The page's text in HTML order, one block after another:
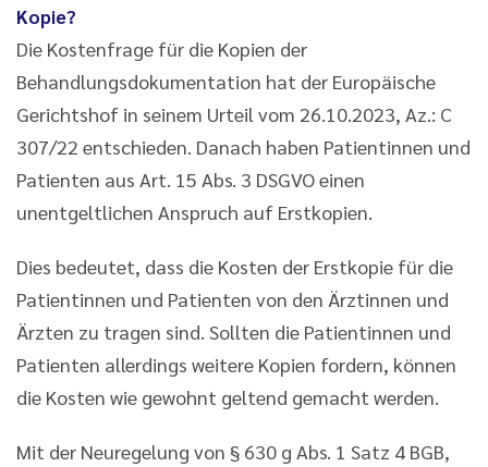
Kopie?
Die Kostenfrage für die Kopien der
Behandlungsdokumentation hat der Europäische
Gerichtshof in seinem Urteil vom 26.10.2023, Az.: C
307/22 entschieden. Danach haben Patientinnen und
Patienten aus Art. 15 Abs. 3 DSGVO einen
unentgeltlichen Anspruch auf Erstkopien.
Dies bedeutet, dass die Kosten der Erstkopie für die
Patientinnen und Patienten von den Ärztinnen und
Ärzten zu tragen sind. Sollten die Patientinnen und
Patienten allerdings weitere Kopien fordern, können
die Kosten wie gewohnt geltend gemacht werden.
Mit der Neuregelung von § 630 g Abs. 1 Satz 4 BGB,